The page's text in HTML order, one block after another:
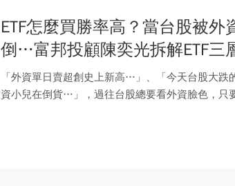
ETF怎麼買勝率高？當台股被外
倒…富邦投顧陳奕光拆解ETF三
精準鋪底
「外資單日賣超創史上新高…」、「今天台股大跌
資小兒在倒貨…」，過往台股總要看外資臉色，只